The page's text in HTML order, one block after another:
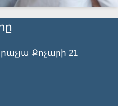
Քոչարի 21